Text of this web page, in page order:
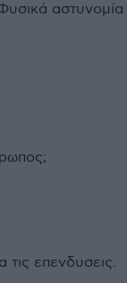
αστυνομία
επενδυσεις.